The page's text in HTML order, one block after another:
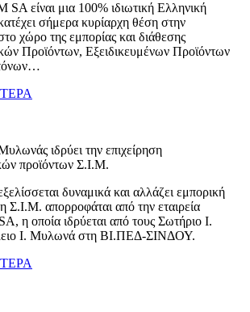
είναι μια 100% ιδιωτική Ελληνική
σήμερα κυρίαρχη θέση στην
χώρο της εμπορίας και διάθεσης
Προϊόντων, Εξειδικευμένων Προϊόντων
ιδρύει την επιχείρηση
προϊόντων Σ.Ι.Μ.
δυναμικά και αλλάζει εμπορική
Σ.Ι.Μ. απορροφάται από την εταιρεία
η οποία ιδρύεται από τους Σωτήριο Ι.
Ι. Μυλωνά στη ΒΙ.ΠΕΔ-ΣΙΝΔΟΥ.